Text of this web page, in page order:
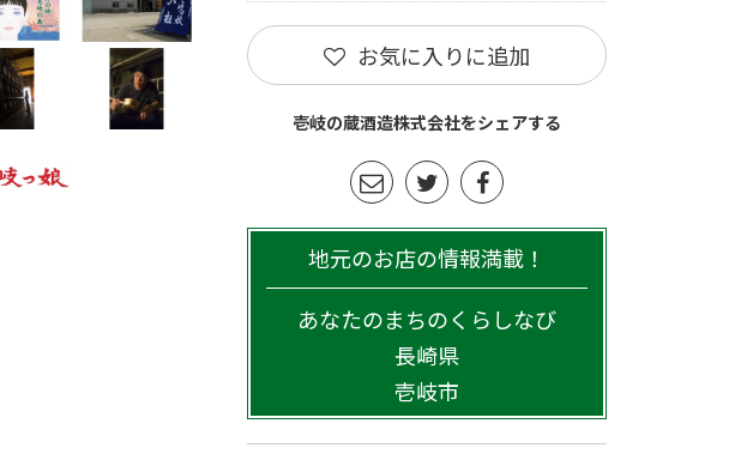
お気に入りに追加
壱岐の蔵酒造株式会社をシェアする
地元のお店の情報満載！
あなたのまちのくらしなび
長崎県
壱岐市